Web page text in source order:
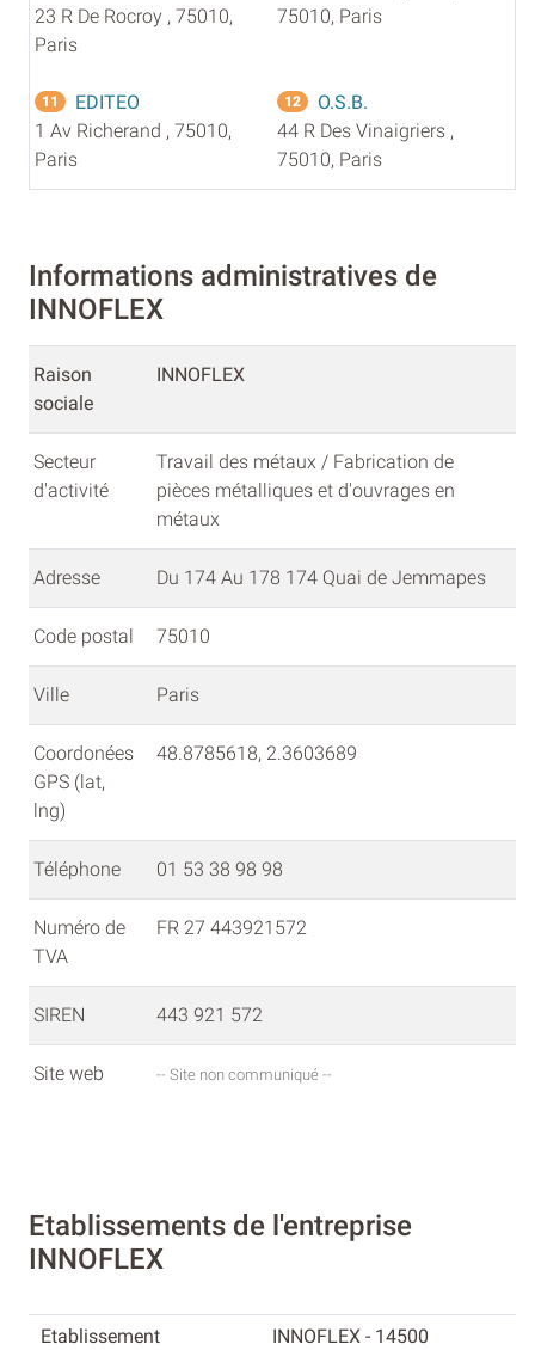
23 R De Rocroy , 75010,
Paris
75010, Paris
11
EDITEO
1 Av Richerand , 75010,
Paris
12
O.S.B.
44 R Des Vinaigriers ,
75010, Paris
Informations administratives de
INNOFLEX
Raison
sociale
INNOFLEX
Secteur
d'activité
Travail des métaux / Fabrication de
pièces métalliques et d'ouvrages en
métaux
Adresse Du 174 Au 178 174 Quai de Jemmapes
Code postal 75010
Ville Paris
Coordonées
GPS (lat,
lng)
48.8785618, 2.3603689
Téléphone 01 53 38 98 98
Numéro de
TVA
FR 27 443921572
SIREN 443 921 572
Site web -- Site non communiqué --
Etablissements de l'entreprise
INNOFLEX
INNOFLEX - 14500